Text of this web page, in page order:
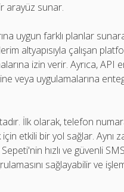
arayüz sunar.
uygun farklı planlar
altyapısıyla çalışan
izin verir. Ayrıca,
veya uygulamalarına
İlk olarak, telefon
için etkili bir yol sağlar. Aynı
hızlı ve güvenli
sağlayabilir ve